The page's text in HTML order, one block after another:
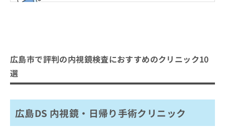
広島市で評判の内視鏡検査におすすめのクリニック10
選
広島DS 内視鏡・日帰り手術クリニック